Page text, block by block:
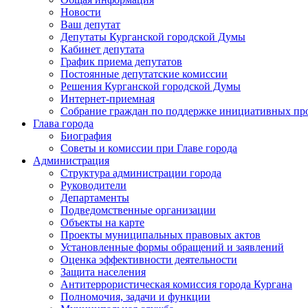
Новости
Ваш депутат
Депутаты Курганской городской Думы
Кабинет депутата
График приема депутатов
Постоянные депутатские комиссии
Решения Курганской городской Думы
Интернет-приемная
Собрание граждан по поддержке инициативных
Глава города
Биография
Советы и комиссии при Главе города
Администрация
Структура администрации города
Руководители
Департаменты
Подведомственные организации
Объекты на карте
Проекты муниципальных правовых актов
Установленные формы обращений и заявлений
Оценка эффективности деятельности
Защита населения
Антитеррористическая комиссия города Кургана
Полномочия, задачи и функции